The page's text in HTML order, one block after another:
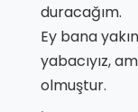
duracağım.
Ey bana
yabacıyız,
olmuştur.